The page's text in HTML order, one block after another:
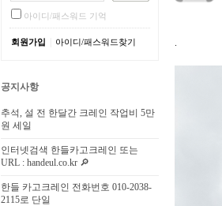
아이디/패스워드 기억
회원가입 아이디/패스워드찾기
공지사항
추석, 설 전 한달간 크레인 작업비 5만
원 세일
인터넷검색 한들카고크레인 또는
URL : handeul.co.kr 🔎
한들 카고크레인 전화번호 010-2038-
2115로 단일
.